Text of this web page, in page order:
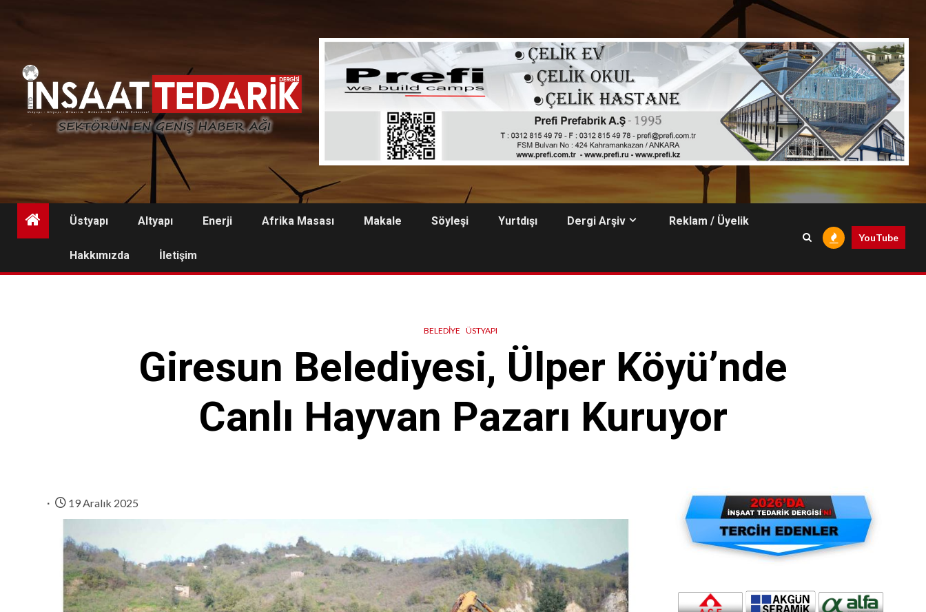
Üstyapı Altyapı Enerji Afrika Masası Makale Söyleşi Yurtdışı Dergi Arşiv Reklam / Üyelik
Hakkımızda İletişim
YouTube
BELEDIYE ÜSTYAPI
Giresun Belediyesi, Ülper Köyü’nde
Canlı Hayvan Pazarı Kuruyor
19 Aralık 2025